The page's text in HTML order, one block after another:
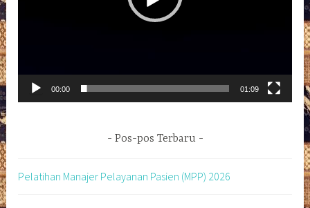
00:00 01:09
Pos-pos Terbaru
Pelatihan Manajer Pelayanan Pasien (MPP) 2026